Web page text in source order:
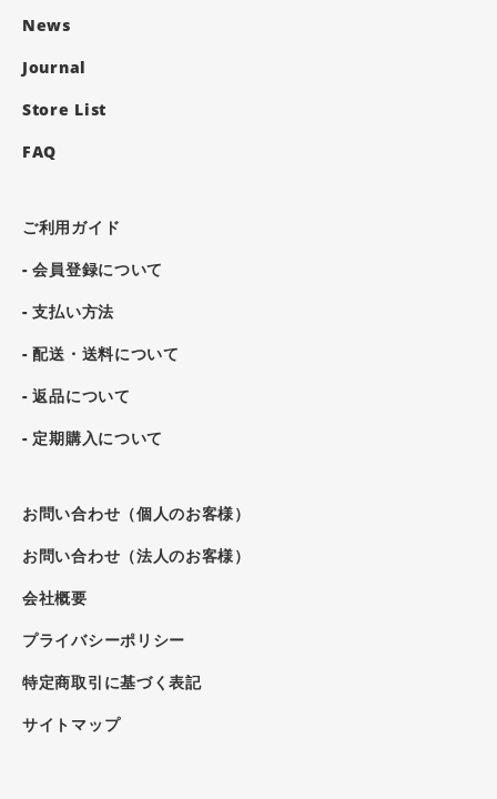
News
Journal
Store List
FAQ
ご利用ガイド
- 会員登録について
- 支払い方法
- 配送・送料について
- 返品について
- 定期購入について
お問い合わせ（個人のお客様）
お問い合わせ（法人のお客様）
会社概要
プライバシーポリシー
特定商取引に基づく表記
サイトマップ